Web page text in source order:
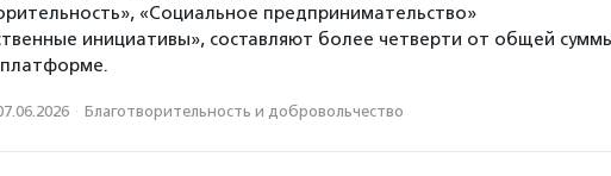
«Социальное предпринимательство»
инициативы», составляют более четверти от общей
· Благотвори­тель­ность и доброволь­чест­во